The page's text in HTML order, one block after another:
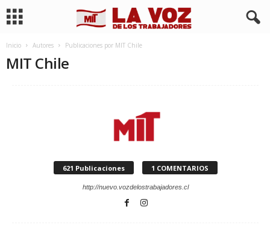
Inicio Autores Publicaciones por MIT Chile
MIT Chile
621 Publicaciones 1 COMENTARIOS
http://nuevo.vozdelostrabajadores.cl